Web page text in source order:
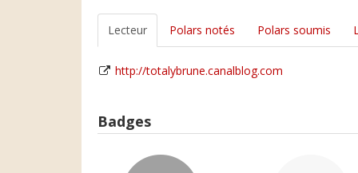
Lecteur Polars notés Polars soumis
http://totalybrune.canalblog.com
Badges